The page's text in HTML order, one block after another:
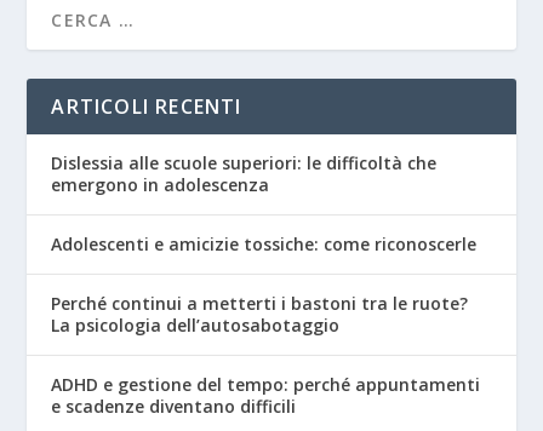
ARTICOLI RECENTI
Dislessia alle scuole superiori: le difficoltà che
emergono in adolescenza
Adolescenti e amicizie tossiche: come riconoscerle
Perché continui a metterti i bastoni tra le ruote?
La psicologia dell’autosabotaggio
ADHD e gestione del tempo: perché appuntamenti
e scadenze diventano difficili